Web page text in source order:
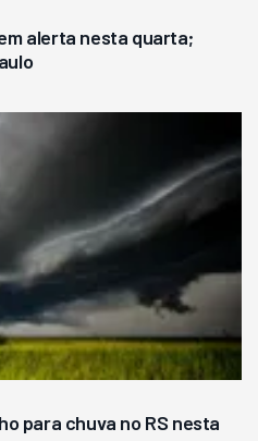
alerta nesta quarta;
para chuva no RS nesta